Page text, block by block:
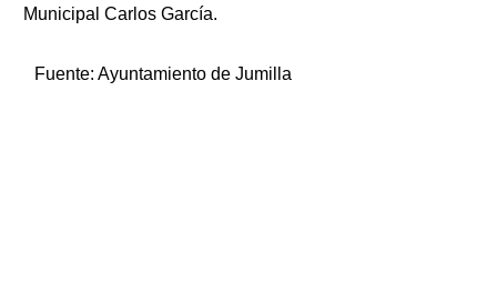
Municipal Carlos García.
Fuente: Ayuntamiento de Jumilla